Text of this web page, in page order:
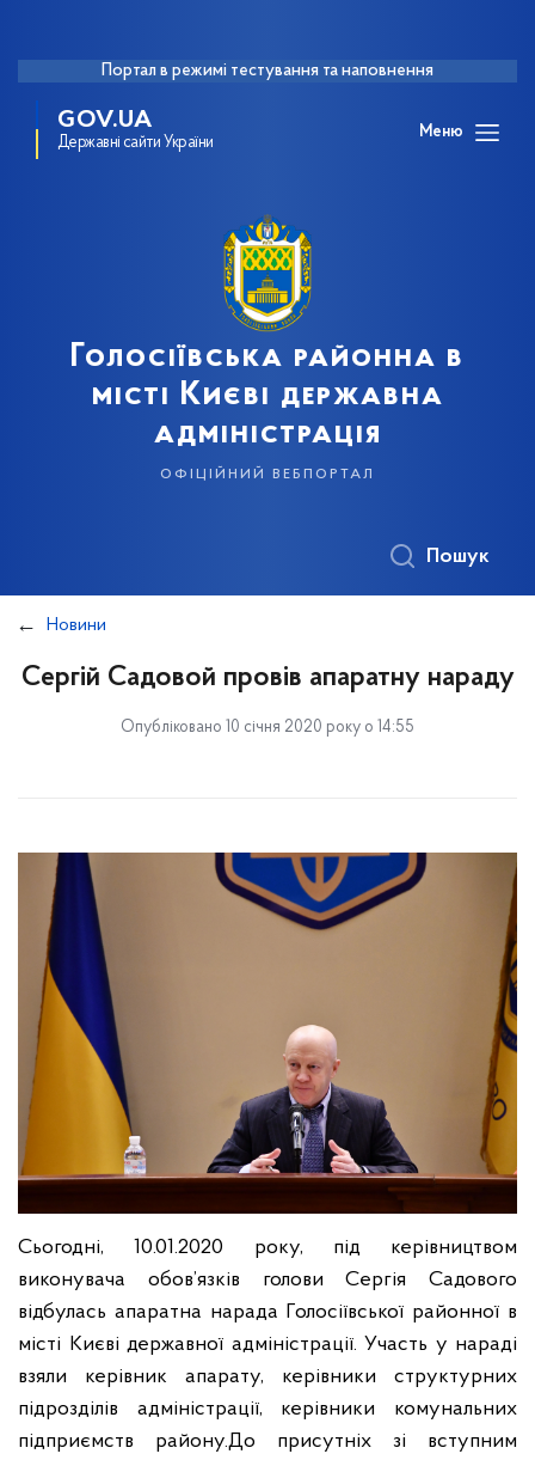
Портал в режимі тестування та наповнення
GOV.UA
Державні сайти України
Меню
Голосіївська районна в
місті Києві державна
адміністрація
офіційний вебпортал
Пошук
Новини
Сергій Садовой провів апаратну нараду
Опубліковано 10 січня 2020 року о 14:55
Сьогодні, 10.01.2020 року, під керівництвом
виконувача обов’язків голови Сергія Садового
відбулась апаратна нарада Голосіївської районної в
місті Києві державної адміністрації. Участь у нараді
взяли керівник апарату, керівники структурних
підрозділів адміністрації, керівники комунальних
підприємств району.До присутніх зі вступним